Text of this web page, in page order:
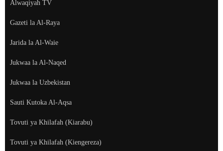
Alwaqiyah TV
Gazeti la Al-Raya
Jarida la Al-Waie
Jukwaa la Al-Naqed
Jukwaa la Uzbekistan
Sauti Kutoka Al-Aqsa
Tovuti ya Khilafah (Kiarabu)
Tovuti ya Khilafah (Kiengereza)